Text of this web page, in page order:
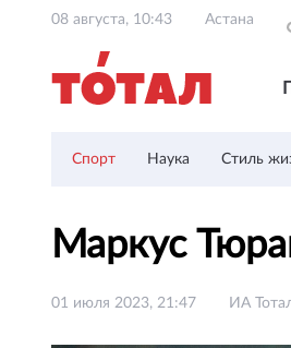
08 августа, 10:43 Астана
Спорт Наука Стиль
Маркус
01 июля 2023, 21:47 ИА